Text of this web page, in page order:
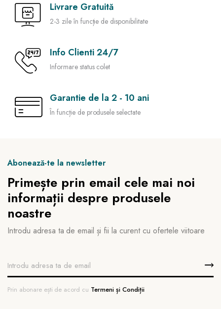
Livrare Gratuită
2-3 zile în funcție de disponibilitate
Info Clienti 24/7
Informare status colet
Garantie de la 2 - 10 ani
În funcție de produsele selectate
Abonează-te la newsletter
Primește prin email cele mai noi
informații despre produsele
noastre
Introdu adresa ta de email și fii la curent cu ofertele viitoare
Prin abonare ești de acord cu Termeni și Condiții